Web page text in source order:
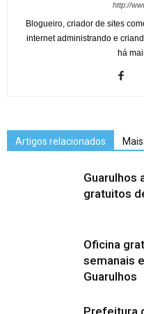
http://
Blogueiro, criador de sites
internet administrando e
há
Artigos relacionados
Guarulhos
gratuitos
Oficina
semanais
Guarulhos